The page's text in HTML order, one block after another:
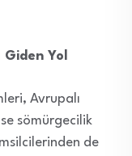
Yol
Avrupalı
sömürgecilik
de